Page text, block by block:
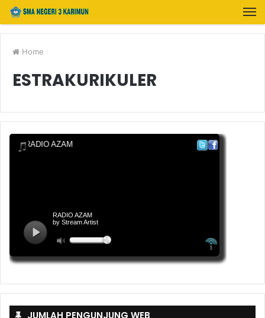
Home
ESTRAKURIKULER
JUMLAH PENGUNJUNG WEB